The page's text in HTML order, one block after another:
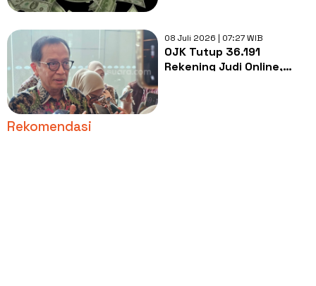
08 Juli 2026 | 07:27 WIB
OJK Tutup 36.191
Rekening Judi Online,
Rekomendasi